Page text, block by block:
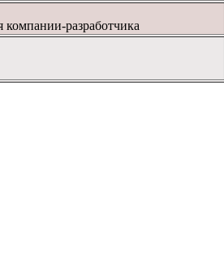
компании-разработчика